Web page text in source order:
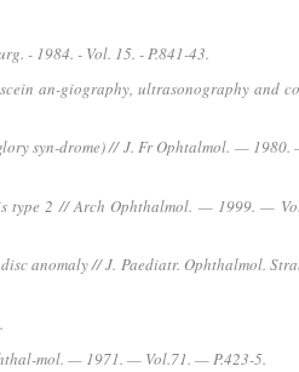
- 1984. - Vol. 15. - P.841-43.
an-giography, ultrasonography and
syn-drome) // J. Fr Ophtalmol. —
type 2 // Arch Ophthalmol. — 1999. —
anomaly // J. Paediatr. Ophthalmol.
mol. — 1971. — Vol.71. — P.423-5.